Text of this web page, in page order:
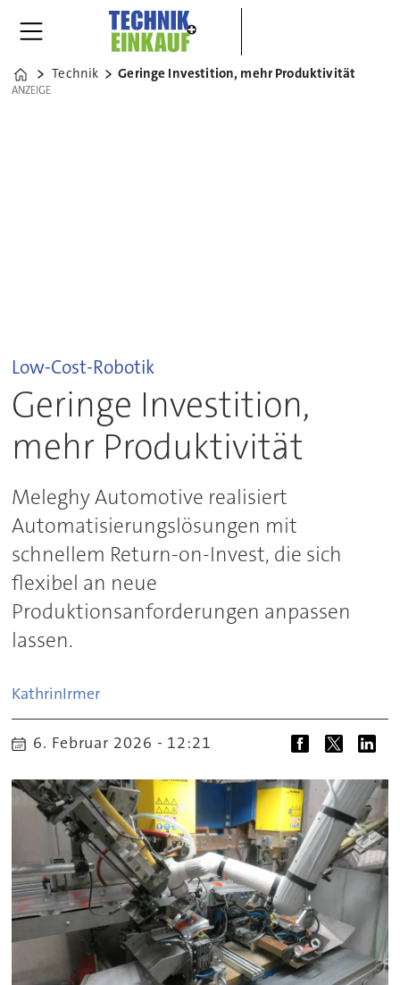
Home
Technik Geringe Investition, mehr Produktivität
ANZEIGE
ANZEIGE
Low-Cost-Robotik
Geringe Investition,
mehr Produktivität
Meleghy Automotive realisiert
Automatisierungslösungen mit
schnellem Return-on-Invest, die sich
flexibel an neue
Produktionsanforderungen anpassen
lassen.
KathrinIrmer
6. Februar 2026 - 12:21